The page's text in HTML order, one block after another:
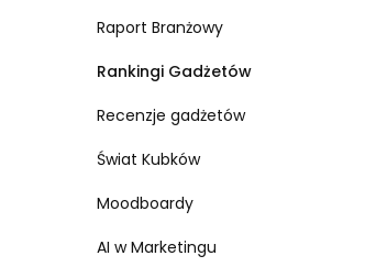
Raport Branżowy
Rankingi Gadżetów
Recenzje gadżetów
Świat Kubków
Moodboardy
AI w Marketingu